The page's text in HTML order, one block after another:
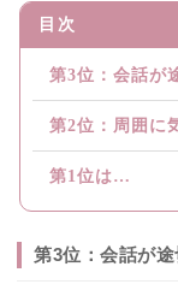
目次
第3位：会話が
第2位：周囲に
第1位は…
第3位：会話が